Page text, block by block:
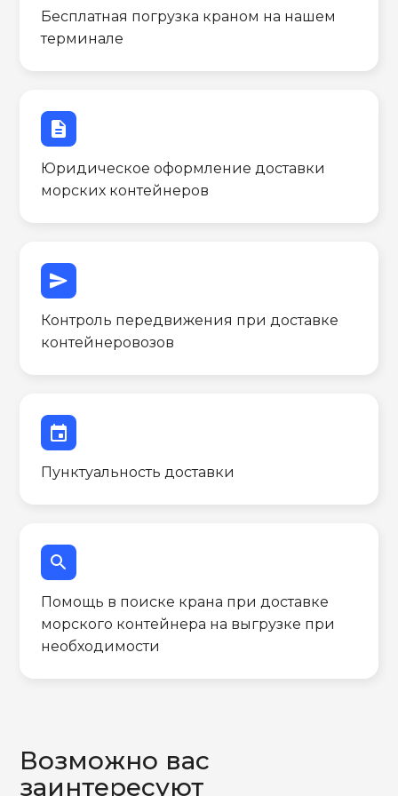
Бесплатная погрузка краном на нашем
терминале
description
Юридическое оформление доставки
морских контейнеров
send
Контроль передвижения при доставке
контейнеровозов
event
Пунктуальность доставки
search
Помощь в поиске крана при доставке
морского контейнера на выгрузке при
необходимости
Возможно вас
заинтересуют